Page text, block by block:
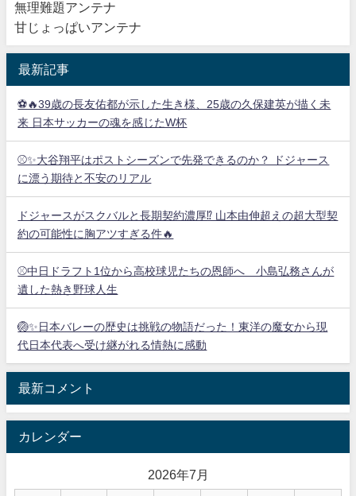
無理難題アンテナ
甘じょっぱいアンテナ
最新記事
⚽🔥39歳の長友佑都が示した生き様、25歳の久保建英が描く未
来 日本サッカーの魂を感じたW杯
⚾✨大谷翔平はポストシーズンで先発できるのか？ ドジャース
に漂う期待と不安のリアル
ドジャースがスクバルと長期契約濃厚⁉︎ 山本由伸超えの超大型契
約の可能性に胸アツすぎる件🔥
⚾中日ドラフト1位から高校球児たちの恩師へ 小島弘務さんが
遺した熱き野球人生
🏐✨日本バレーの歴史は挑戦の物語だった！東洋の魔女から現
代日本代表へ受け継がれる情熱に感動
最新コメント
カレンダー
2026年7月